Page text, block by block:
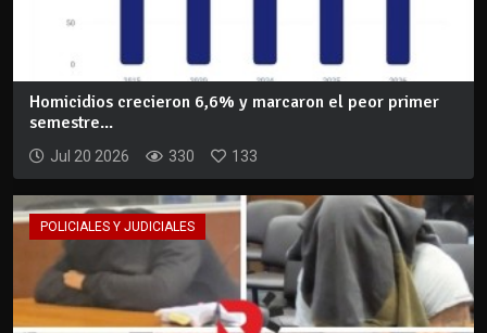
Homicidios crecieron 6,6% y marcaron el peor primer
semestre...
Jul 20 2026 330 133
POLICIALES Y JUDICIALES